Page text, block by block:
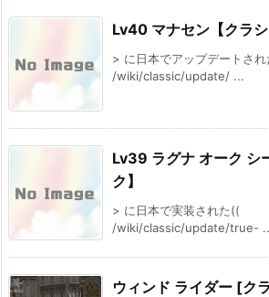
Lv40 マナセン【クラシ
> に日本でアップデートさ
/wiki/classic/update/ ...
Lv39 ラグナ オーク シ
ク】
> に日本で実装された((
/wiki/classic/update/true-
ウィンド ライダー [ク